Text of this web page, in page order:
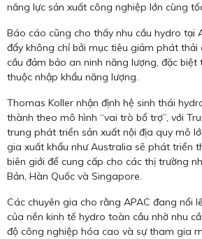
năng lực sản xuất công nghiệp lớn cùng
Báo cáo cũng cho thấy nhu cầu hydro tại
đẩy không chỉ bởi mục tiêu giảm phát thải
cầu đảm bảo an ninh năng lượng, đặc biệt
thuộc nhập khẩu năng lượng.
Thomas Koller nhận định hệ sinh thái
thành theo mô hình “vai trò bổ trợ”, với
trung phát triển sản xuất nội địa quy mô
gia xuất khẩu như Australia sẽ phát triển
biên giới để cung cấp cho các thị trường
Bản, Hàn Quốc và Singapore.
Các chuyên gia cho rằng APAC đang nổi
của nền kinh tế hydro toàn cầu nhờ nhu
độ công nghiệp hóa cao và sự tham gia